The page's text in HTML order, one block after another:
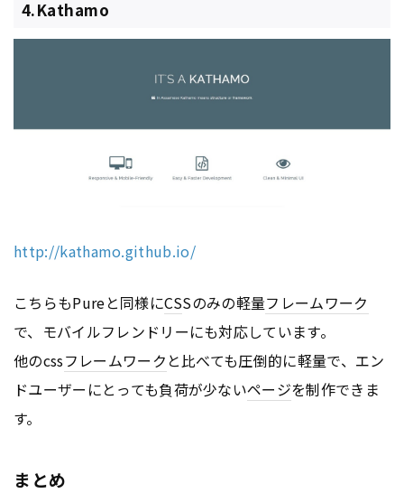
4.Kathamo
http://kathamo.github.io/
こちらもPureと同様にCSSのみの軽量フレームワーク
で、モバイルフレンドリーにも対応しています。
他のcssフレームワーク と比べても圧倒的に軽量で、エン
ドユーザーにとっても負荷が少ないページを制作できま
す。
まとめ